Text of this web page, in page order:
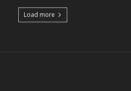
Load more